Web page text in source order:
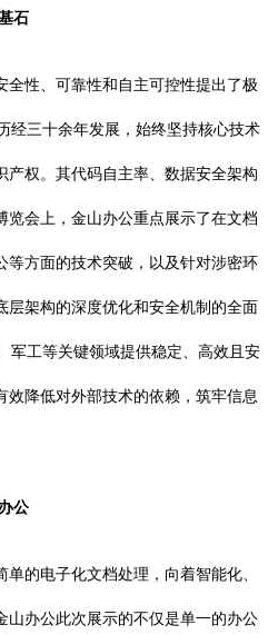
石
全性、可靠性和自主可控性提出了极
经三十余年发展，始终坚持核心技术
产权。其代码自主率、数据安全架构
览会上，金山办公重点展示了在文档
等方面的技术突破，以及针对涉密环
层架构的深度优化和安全机制的全面
军工等关键领域提供稳定、高效且安
降低对外部技术的依赖，筑牢信息
公
的电子化文档处理，向着智能化、
山办公此次展示的不仅是单一的办公